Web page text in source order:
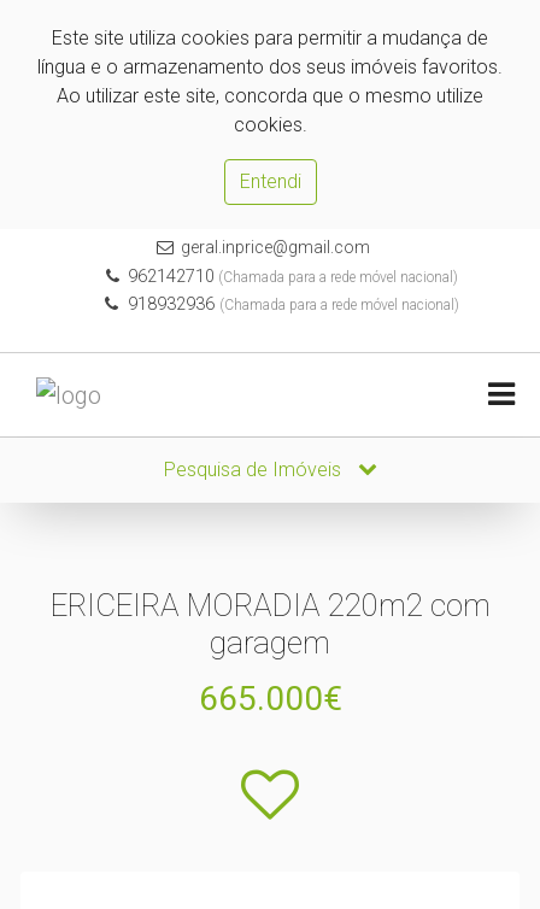
Este site utiliza cookies para permitir a mudança de
língua e o armazenamento dos seus imóveis favoritos.
Ao utilizar este site, concorda que o mesmo utilize
cookies.
Entendi
geral.inprice@gmail.com
962142710 (Chamada para a rede móvel nacional)
918932936 (Chamada para a rede móvel nacional)
Pesquisa de Imóveis
ERICEIRA MORADIA 220m2 com
garagem
665.000€